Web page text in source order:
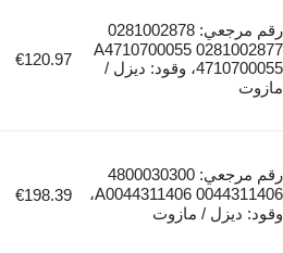
رقم مرجعي: 0281002878
0281002877 A4710700055
4710700055، وقود: ديزل /
مازوت
€120.97
رقم مرجعي: 4800030300
0044311406 A0044311406،
وقود: ديزل / مازوت
€198.39